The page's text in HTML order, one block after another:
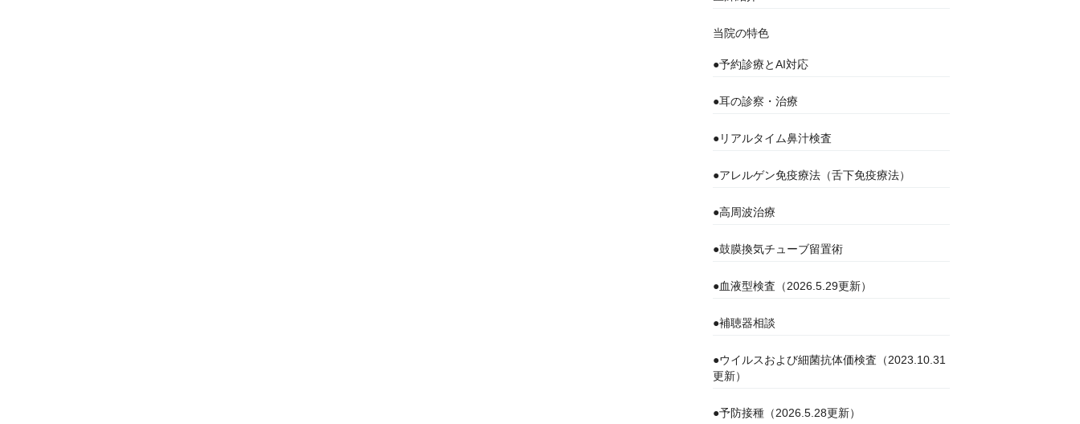
当院の特色
●予約診療とAI対応
●耳の診察・治療
●リアルタイム鼻汁検査
●アレルゲン免疫療法（舌下免疫療法）
●高周波治療
●鼓膜換気チューブ留置術
●血液型検査（2026.5.29更新）
●補聴器相談
●ウイルスおよび細菌抗体価検査（2023.10.31
更新）
●予防接種（2026.5.28更新）